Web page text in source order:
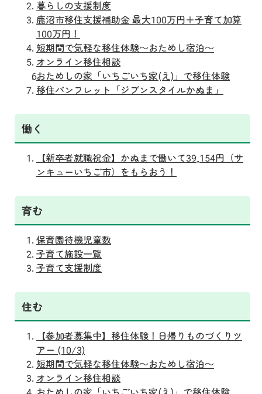
暮らしの支援制度
鹿沼市移住支援補助金 最大100万円＋子育て加算
100万円！
短期間で気軽な移住体験～おためし宿泊～
オンライン移住相談
おためしの家「いちごいち家(え)」で移住体験
移住パンフレット「ジブンスタイルかぬま」
働く
【新卒者就職祝金】かぬまで働いて39,154円（サ
ンキューいちご市）をもらおう！
育む
保育園待機児童数
子育て施設一覧
子育て支援制度
住む
【参加者募集中】移住体験！日帰りものづくりツ
アー (10/3)
短期間で気軽な移住体験～おためし宿泊～
オンライン移住相談